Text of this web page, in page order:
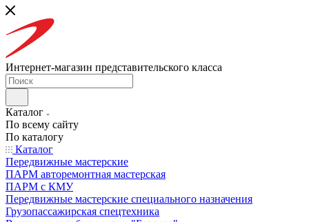
Интернет-магазин представительского класса
Каталог
По всему сайту
По каталогу
Каталог
Передвижные мастерские
ПАРМ авторемонтная мастерская
ПАРМ с КМУ
Передвижные мастерские специального назначения
Грузопассажирская спецтехника